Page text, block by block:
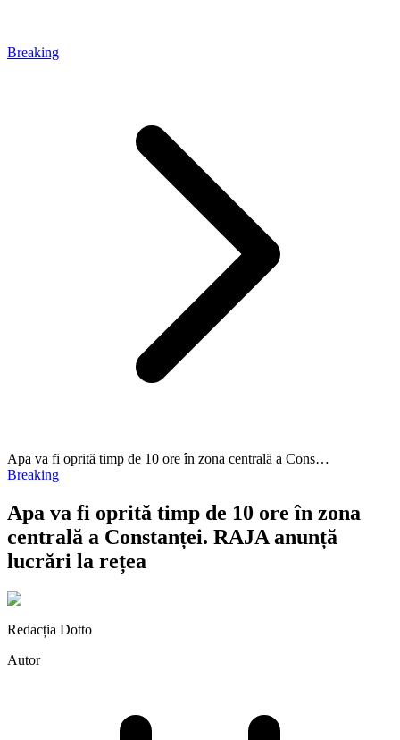
Breaking
Apa va fi oprită timp de 10 ore în zona centrală a Cons…
Breaking
Apa va fi oprită timp de 10 ore în zona
centrală a Constanței. RAJA anunță
lucrări la rețea
Redacția Dotto
Autor